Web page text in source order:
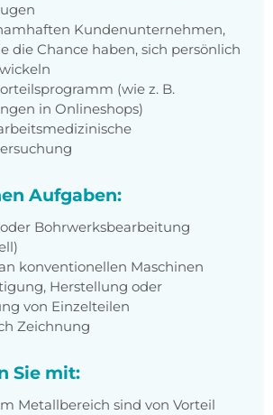
Kundenunternehmen,
die Chance haben, sich persönlich
(wie z. B.
in Onlineshops)
Aufgaben:
Bohrwerksbearbeitung
konventionellen Maschinen
Herstellung oder
von Einzelteilen
Zeichnung
Sie mit:
Metallbereich sind von Vorteil